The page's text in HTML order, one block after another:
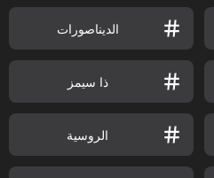
الديناصورات
ذا سيمز
الروسية